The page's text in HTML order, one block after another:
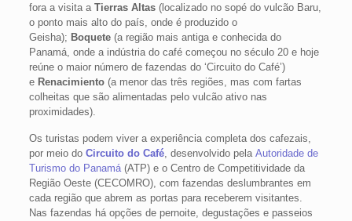
fora a visita a Tierras Altas(localizado no sopé do vulcão Baru,
o ponto mais alto do país, onde é produzido o
Geisha); Boquete(a região mais antiga e conhecida do
Panamá, onde a indústria do café começou no século 20 e hoje
reúne o maior número de fazendas do ‘Circuito do Café’)
e Renacimiento(a menor das três regiões, mas com fartas
colheitas que são alimentadas pelo vulcão ativo nas
proximidades).
Os turistas podem viver a experiência completa dos cafezais,
por meio do Circuito do Café, desenvolvido pela Autoridade de
Turismo do Panamá (ATP) e o Centro de Competitividade da
Região Oeste (CECOMRO), com fazendas deslumbrantes em
cada região que abrem as portas para receberem visitantes.
Nas fazendas há opções de pernoite, degustações e passeios